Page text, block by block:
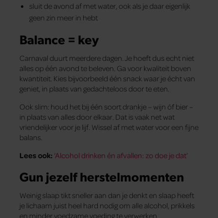
sluit de avond af met water, ook als je daar eigenlijk
geen zin meer in hebt
Balance = key
Carnaval duurt meerdere dagen. Je hoeft dus echt niet
alles op één avond te beleven. Ga voor kwaliteit boven
kwantiteit. Kies bijvoorbeeld één snack waar je écht van
geniet, in plaats van gedachteloos door te eten.
Ook slim: houd het bij één soort drankje – wijn óf bier –
in plaats van alles door elkaar. Dat is vaak net wat
vriendelijker voor je lijf. Wissel af met water voor een fijne
balans.
Lees ook: ‘Alcohol drinken én afvallen: zo doe je dat’
Gun jezelf herstelmomenten
Weinig slaap tikt sneller aan dan je denkt en slaap heeft
je lichaam juist heel hard nodig om alle alcohol, prikkels
en minder voedzame voeding te verwerken